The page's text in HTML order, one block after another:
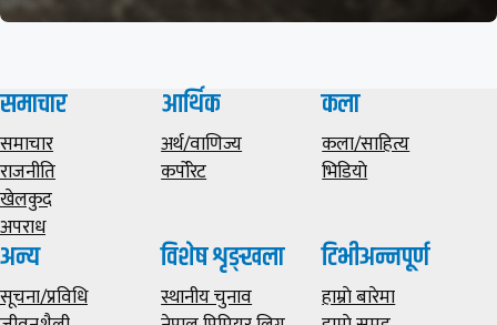
समाचार
समाचार
राजनीति
खेलकुद
अपराध
आर्थिक
अर्थ/वाणिज्य
कर्पोरेट
कला
कला/साहित्य
भिडियाे
अन्य
सूचना/प्रविधि
विशेष शृङ्खला
स्थानीय चुनाव
टिभीअन्नपूर्ण
हाम्राे बारेमा